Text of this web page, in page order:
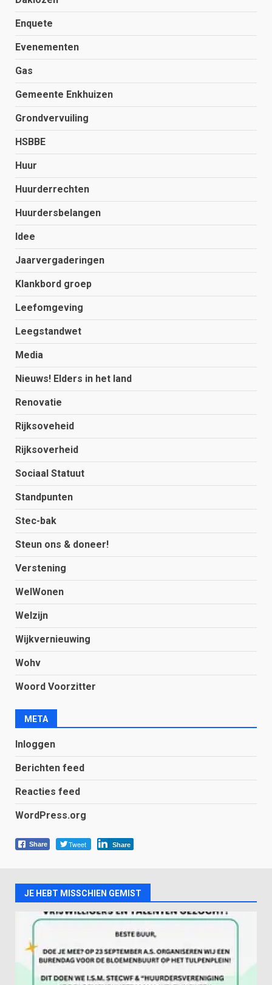
Enquete
Evenementen
Gas
Gemeente Enkhuizen
Grondvervuiling
HSBBE
Huur
Huurderrechten
Huurdersbelangen
Idee
Jaarvergaderingen
Klankbord groep
Leefomgeving
Leegstandwet
Media
Nieuws! Elders in het land
Renovatie
Rijksoveheid
Rijksoverheid
Sociaal Statuut
Standpunten
Stec-bak
Steun ons & doneer!
Verstening
WelWonen
Welzijn
Wijkvernieuwing
Wohv
Woord Voorzitter
META
Inloggen
Berichten feed
Reacties feed
WordPress.org
Share Tweet Share
JE HEBT MISSCHIEN GEMIST